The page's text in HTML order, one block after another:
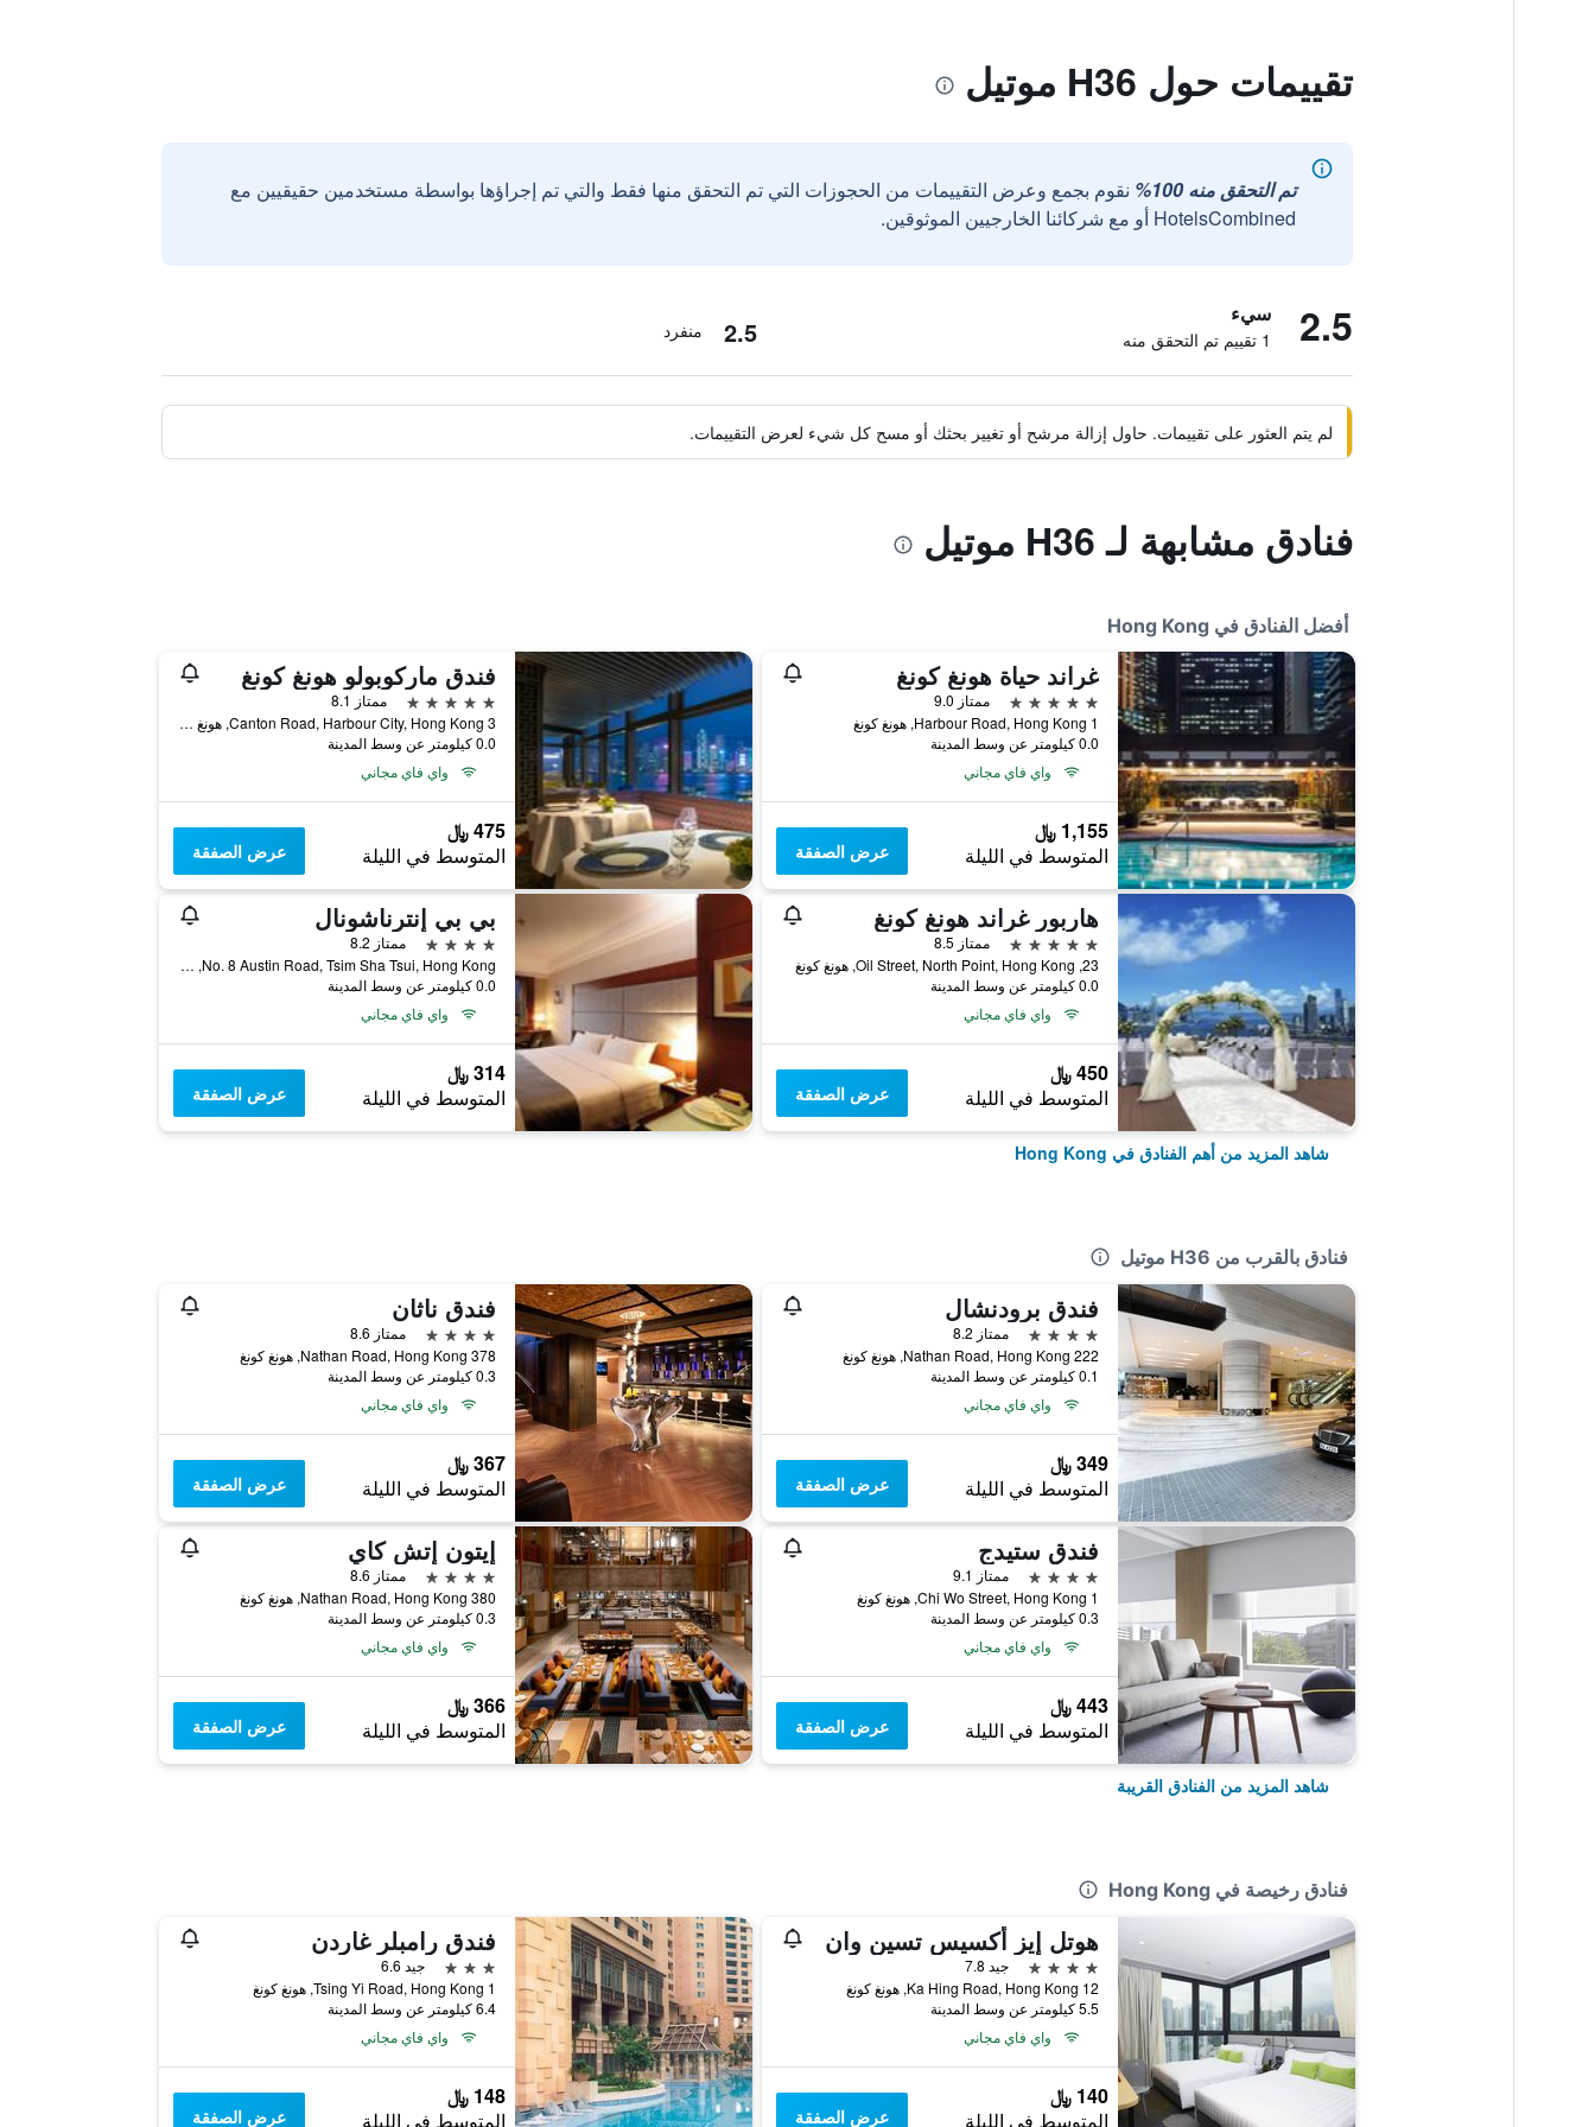
تقييمات حول H36 موتيل
تم التحقق منه 100%
نقوم بجمع وعرض التقييمات من الحجوزات التي تم التحقق منها فقط والتي تم إجراؤها بواسطة مستخدمين حقيقيين مع
HotelsCombined أو مع شركائنا الخارجيين الموثوقين.
2.5 سيء
1 تقييم تم التحقق منه 2.5 منفرد
لم يتم العثور على تقييمات. حاول إزالة مرشح أو تغيير بحثك أو مسح كل شيء لعرض التقييمات.
فنادق مشابهة لـ H36 موتيل
أفضل الفنادق في Hong Kong
غراند حياة هونغ كونغ
5 نجوم
ممتاز 9.0
1 Harbour Road, Hong Kong, هونغ كونغ
0.0 كيلومتر عن وسط المدينة
واي فاي مجاني
1,155 ﷼
المتوسط في الليلة عرض الصفقة
فندق ماركوبولو هونغ كونغ
5 نجوم
ممتاز 8.1
3 Canton Road, Harbour City, Hong Kong, هونغ كونغ
0.0 كيلومتر عن وسط المدينة
واي فاي مجاني
475 ﷼
المتوسط في الليلة عرض الصفقة
هاربور غراند هونغ كونغ
5 نجوم
ممتاز 8.5
23, Oil Street, North Point, Hong Kong, هونغ كونغ
0.0 كيلومتر عن وسط المدينة
واي فاي مجاني
450 ﷼
المتوسط في الليلة عرض الصفقة
بي بي إنترناشونال
4 نجوم
ممتاز 8.2
No. 8 Austin Road, Tsim Sha Tsui, Hong Kong, هونغ كونغ
0.0 كيلومتر عن وسط المدينة
واي فاي مجاني
314 ﷼
المتوسط في الليلة عرض الصفقة
شاهد المزيد من أهم الفنادق في Hong Kong
فنادق بالقرب من H36 موتيل
فندق برودنشال
4 نجوم
ممتاز 8.2
222 Nathan Road, Hong Kong, هونغ كونغ
0.1 كيلومتر عن وسط المدينة
واي فاي مجاني
349 ﷼
المتوسط في الليلة عرض الصفقة
فندق ناثان
4 نجوم
ممتاز 8.6
378 Nathan Road, Hong Kong, هونغ كونغ
0.3 كيلومتر عن وسط المدينة
واي فاي مجاني
367 ﷼
المتوسط في الليلة عرض الصفقة
فندق ستيدج
4 نجوم
ممتاز 9.1
1 Chi Wo Street, Hong Kong, هونغ كونغ
0.3 كيلومتر عن وسط المدينة
واي فاي مجاني
443 ﷼
المتوسط في الليلة عرض الصفقة
إيتون إتش كاي
4 نجوم
ممتاز 8.6
380 Nathan Road, Hong Kong, هونغ كونغ
0.3 كيلومتر عن وسط المدينة
واي فاي مجاني
366 ﷼
المتوسط في الليلة عرض الصفقة
شاهد المزيد من الفنادق القريبة
فنادق رخيصة في Hong Kong
هوتل إيز أكسيس تسين وان
4 نجوم
جيد 7.8
12 Ka Hing Road, Hong Kong, هونغ كونغ
5.5 كيلومتر عن وسط المدينة
واي فاي مجاني
140 ﷼
المتوسط في الليلة عرض الصفقة
فندق رامبلر غاردن
3 نجوم
جيد 6.6
1 Tsing Yi Road, Hong Kong, هونغ كونغ
6.4 كيلومتر عن وسط المدينة
واي فاي مجاني
148 ﷼
المتوسط في الليلة عرض الصفقة